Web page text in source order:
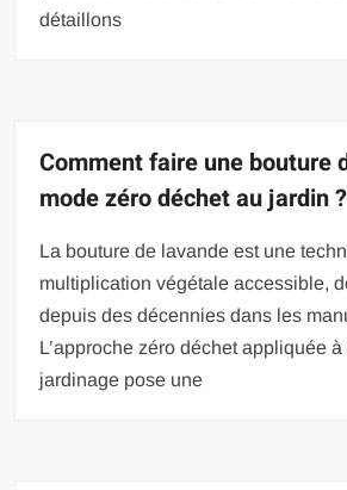
détaillons
Comment faire une bouture
mode zéro déchet au jardin ?
La bouture de lavande est une
multiplication végétale accessible,
depuis des décennies dans les
L’approche zéro déchet appliquée
jardinage pose une